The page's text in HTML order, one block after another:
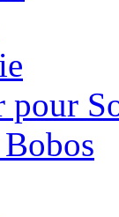
pour